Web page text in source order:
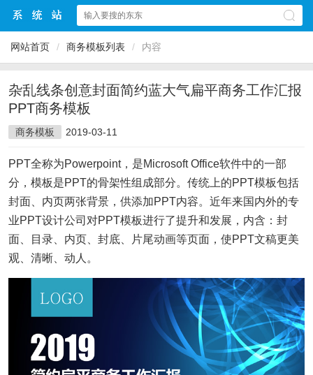
网站首页 / 商务模板列表 / 内容
杂乱线条创意封面简约蓝大气扁平商务工作汇报
PPT商务模板
商务模板 2019-03-11
PPT全称为Powerpoint，是Microsoft Office软件中的一部
分，模板是PPT的骨架性组成部分。传统上的PPT模板包括
封面、内页两张背景，供添加PPT内容。近年来国内外的专
业PPT设计公司对PPT模板进行了提升和发展，内含：封
面、目录、内页、封底、片尾动画等页面，使PPT文稿更美
观、清晰、动人。